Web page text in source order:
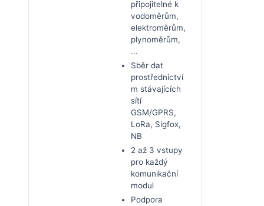
připojitelné k
vodoměrům,
elektroměrům,
plynoměrům,
...
Sběr dat
prostřednictví
m stávajících
sítí
GSM/GPRS,
LoRa, Sigfox,
NB
2 až 3 vstupy
pro každý
komunikační
modul
Podpora